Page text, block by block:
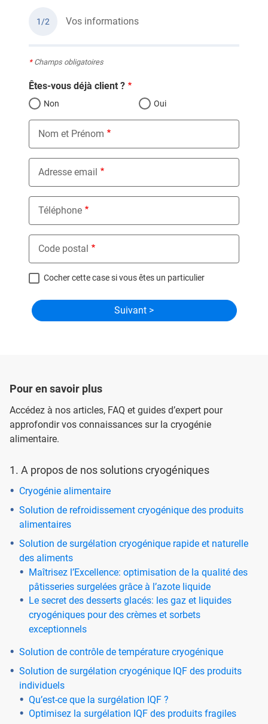
1/2 Vos informations
*Champs obligatoires
Êtes-vous déjà client ?
Non Oui
Nom et Prénom
Adresse email
Téléphone
Code postal
Cocher cette case si vous êtes un particulier
Pour en savoir plus
Accédez à nos articles, FAQ et guides d’expert pour
approfondir vos connaissances sur la cryogénie
alimentaire.
1. A propos de nos solutions cryogéniques
Cryogénie alimentaire
Solution de refroidissement cryogénique des produits
alimentaires
Solution de surgélation cryogénique rapide et naturelle
des aliments
Maîtrisez l’Excellence: optimisation de la qualité des
pâtisseries surgelées grâce à l’azote liquide
Le secret des desserts glacés: les gaz et liquides
cryogéniques pour des crèmes et sorbets
exceptionnels
Solution de contrôle de température cryogénique
Solution de surgélation cryogénique IQF des produits
individuels
Qu’est-ce que la surgélation IQF ?
Optimisez la surgélation IQF des produits fragiles